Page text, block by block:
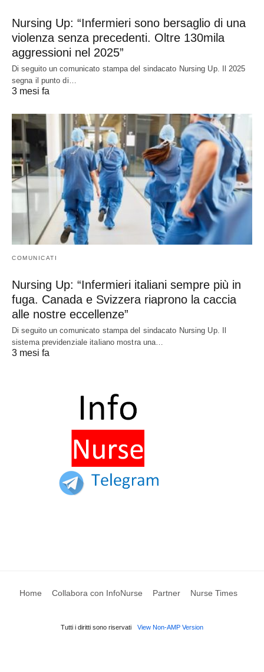
Nursing Up: “Infermieri sono bersaglio di una
violenza senza precedenti. Oltre 130mila
aggressioni nel 2025”
Di seguito un comunicato stampa del sindacato Nursing Up. Il 2025
segna il punto di…
3 mesi fa
COMUNICATI
Nursing Up: “Infermieri italiani sempre più in
fuga. Canada e Svizzera riaprono la caccia
alle nostre eccellenze”
Di seguito un comunicato stampa del sindacato Nursing Up. Il
sistema previdenziale italiano mostra una…
3 mesi fa
Home Collabora con InfoNurse Partner Nurse Times
Tutti i diritti sono riservati View Non-AMP Version